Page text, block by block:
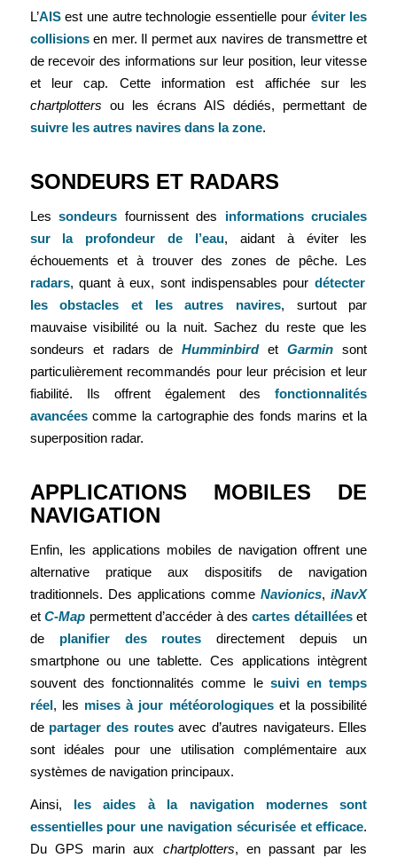
L’AISest une autre technologie essentielle pour éviter les
collisionsen mer. Il permet aux navires de transmettre et
de recevoir des informations sur leur position, leur vitesse
et leur cap. Cette information est affichée sur les
chartplotters ou les écrans AIS dédiés, permettant de
suivre les autres navires dans la zone.
SONDEURS ET RADARS
Lessondeurs fournissent des informations cruciales
sur la profondeur de l’eau, aidant à éviter les
échouements et à trouver des zones de pêche. Les
radars, quant à eux, sont indispensables pour détecter
les obstacles et les autres navires, surtout par
mauvaise visibilité ou la nuit. Sachez du reste que les
sondeurs et radars deHumminbirdetGarmin sont
particulièrement recommandés pour leur précision et leur
fiabilité. Ils offrent également des fonctionnalités
avancéescomme la cartographie des fonds marins et la
superposition radar.
APPLICATIONS MOBILES DE
NAVIGATION
Enfin, les applications mobiles de navigation offrent une
alternative pratique aux dispositifs de navigation
traditionnels. Des applications commeNavionics,iNavX
etC-Map permettent d’accéder à descartes détailléeset
deplanifier des routes directement depuis un
smartphone ou une tablette. Ces applications intègrent
souvent des fonctionnalités comme lesuivi en temps
réel, les mises à jour météorologiqueset la possibilité
de partager des routesavec d’autres navigateurs. Elles
sont idéales pour une utilisation complémentaire aux
systèmes de navigation principaux.
Ainsi, les aides à la navigation modernes sont
essentielles pour une navigation sécurisée et efficace.
Du GPS marin aux chartplotters, en passant par les